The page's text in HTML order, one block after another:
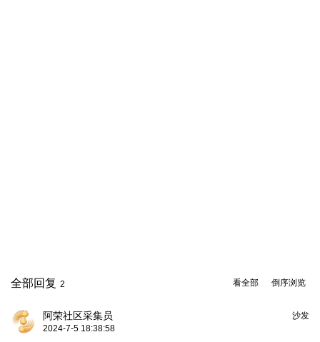
倒序浏览
看全部
全部回复 2
沙发
阿荣社区采集员
2024-7-5 18:38:58